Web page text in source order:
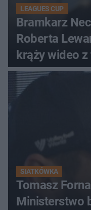
LEAGUES CUP
Bramkarz
Roberta
krąży wideo
SIATKÓWKA
Tomasz
Ministerstwo